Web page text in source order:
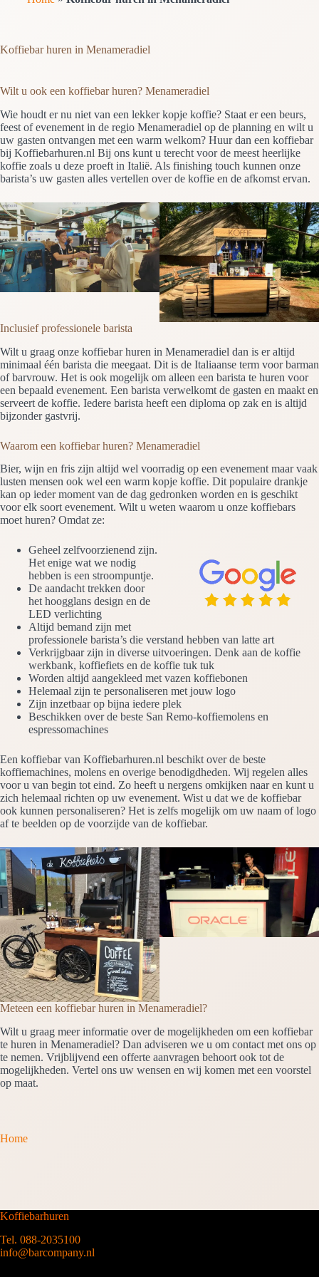
Koffiebar huren in Menameradiel
Wilt u ook een koffiebar huren? Menameradiel
Wie houdt er nu niet van een lekker kopje koffie? Staat er een beurs,
feest of evenement in de regio Menameradiel op de planning en wilt u
uw gasten ontvangen met een warm welkom? Huur dan een koffiebar
bij Koffiebarhuren.nl Bij ons kunt u terecht voor de meest heerlijke
koffie zoals u deze proeft in Italië. Als finishing touch kunnen onze
barista’s uw gasten alles vertellen over de koffie en de afkomst ervan.
Inclusief professionele barista
Wilt u graag onze koffiebar huren in Menameradiel dan is er altijd
minimaal één barista die meegaat. Dit is de Italiaanse term voor barman
of barvrouw. Het is ook mogelijk om alleen een barista te huren voor
een bepaald evenement. Een barista verwelkomt de gasten en maakt en
serveert de koffie. Iedere barista heeft een diploma op zak en is altijd
bijzonder gastvrij.
Waarom een koffiebar huren? Menameradiel
Bier, wijn en fris zijn altijd wel voorradig op een evenement maar vaak
lusten mensen ook wel een warm kopje koffie. Dit populaire drankje
kan op ieder moment van de dag gedronken worden en is geschikt
voor elk soort evenement. Wilt u weten waarom u onze koffiebars
moet huren? Omdat ze:
Geheel zelfvoorzienend zijn.
Het enige wat we nodig
hebben is een stroompuntje.
De aandacht trekken door
het hoogglans design en de
LED verlichting
Altijd bemand zijn met
professionele barista’s die verstand hebben van latte art
Verkrijgbaar zijn in diverse uitvoeringen. Denk aan de koffie
werkbank, koffiefiets en de koffie tuk tuk
Worden altijd aangekleed met vazen koffiebonen
Helemaal zijn te personaliseren met jouw logo
Zijn inzetbaar op bijna iedere plek
Beschikken over de beste San Remo-koffiemolens en
espressomachines
Een koffiebar van Koffiebarhuren.nl beschikt over de beste
koffiemachines, molens en overige benodigdheden. Wij regelen alles
voor u van begin tot eind. Zo heeft u nergens omkijken naar en kunt u
zich helemaal richten op uw evenement. Wist u dat we de koffiebar
ook kunnen personaliseren? Het is zelfs mogelijk om uw naam of logo
af te beelden op de voorzijde van de koffiebar.
Meteen een koffiebar huren in Menameradiel?
Wilt u graag meer informatie over de mogelijkheden om een koffiebar
te huren in Menameradiel? Dan adviseren we u om contact met ons op
te nemen. Vrijblijvend een offerte aanvragen behoort ook tot de
mogelijkheden. Vertel ons uw wensen en wij komen met een voorstel
op maat.
Home
Koffiebarhuren
Tel. 088-2035100
info@barcompany.nl